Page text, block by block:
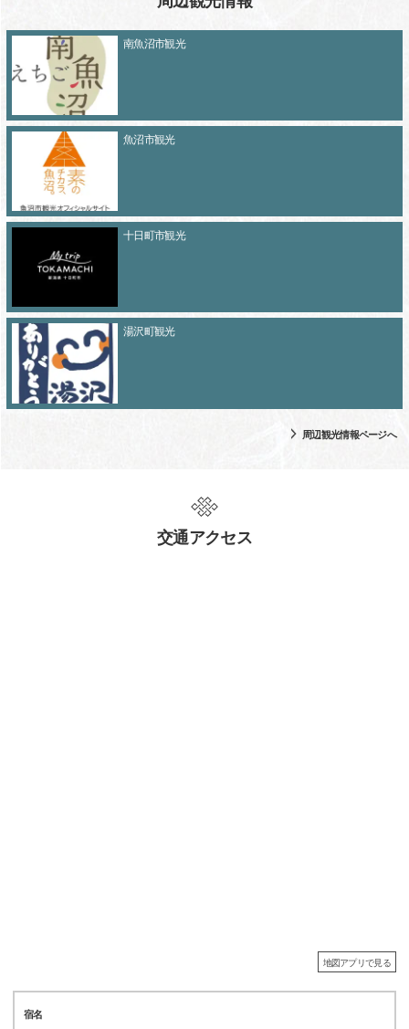
南魚沼市観光
魚沼市観光
十日町市観光
湯沢町観光
周辺観光情報ページへ
交通アクセス
地図アプリで見る
宿名